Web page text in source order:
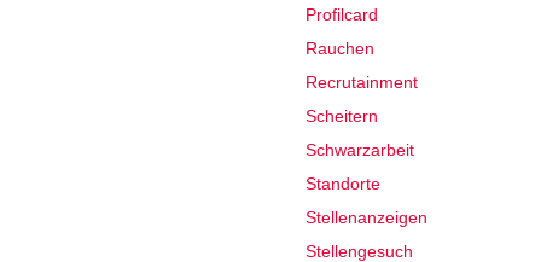
Profilcard
Rauchen
Recrutainment
Scheitern
Schwarzarbeit
Standorte
Stellenanzeigen
Stellengesuch